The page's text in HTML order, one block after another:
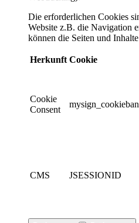
Die erforderlichen Cookies
Website z.B. die Navigation
können die Seiten und
Herkunft Cookie
Cookie
Consent
CMS JSESSIONID